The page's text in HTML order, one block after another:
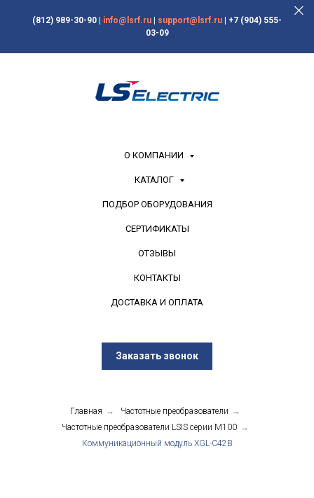
(812) 989-30-90 info@lsrf.ru support@lsrf.ru
+7 (904) 555-
03-09
О КОМПАНИИ
КАТАЛОГ
ПОДБОР ОБОРУДОВАНИЯ
СЕРТИФИКАТЫ
ОТЗЫВЫ
КОНТАКТЫ
ДОСТАВКА И ОПЛАТА
Заказать звонок
Главная → Частотные преобразователи →
Частотные преобразователи LSIS серии М100 →
Коммуникационный модуль XGL-C42B